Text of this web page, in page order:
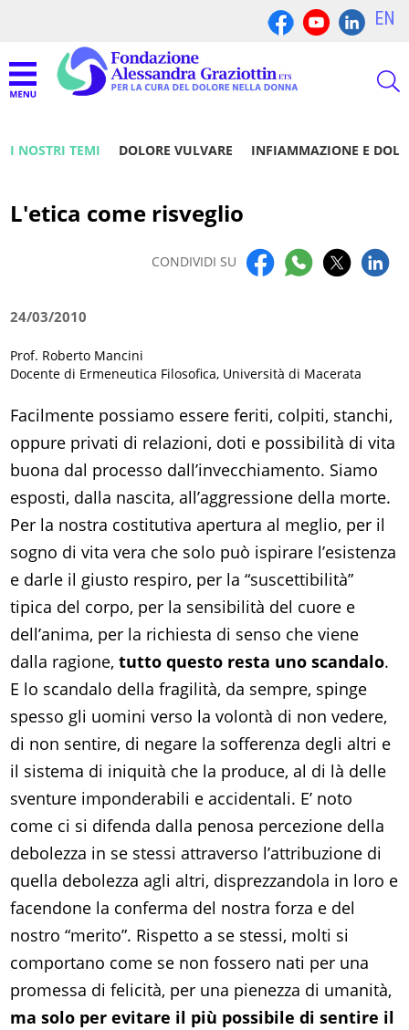
EN
I NOSTRI TEMI DOLORE VULVARE INFIAMMAZIONE E
L'etica come risveglio
CONDIVIDI SU
24/03/2010
Prof. Roberto Mancini
Docente di Ermeneutica Filosofica, Università di Macerata
Facilmente possiamo essere feriti, colpiti, stanchi,
oppure privati di relazioni, doti e possibilità di vita
buona dal processo dall’invecchiamento. Siamo
esposti, dalla nascita, all’aggressione della morte.
Per la nostra costitutiva apertura al meglio, per il
sogno di vita vera che solo può ispirare l’esistenza
e darle il giusto respiro, per la “suscettibilità”
tipica del corpo, per la sensibilità del cuore e
dell’anima, per la richiesta di senso che viene
dalla ragione,tutto questo resta uno scandalo.
E lo scandalo della fragilità, da sempre, spinge
spesso gli uomini verso la volontà di non vedere,
di non sentire, di negare la sofferenza degli altri e
il sistema di iniquità che la produce, al di là delle
sventure imponderabili e accidentali. E’ noto
come ci si difenda dalla penosa percezione della
debolezza in se stessi attraverso l’attribuzione di
quella debolezza agli altri, disprezzandola in loro e
facendone la conferma del nostra forza e del
nostro “merito”. Rispetto a se stessi, molti si
comportano come se non fossero nati per una
promessa di felicità, per una pienezza di umanità,
ma solo per evitare il più possibile di sentire il